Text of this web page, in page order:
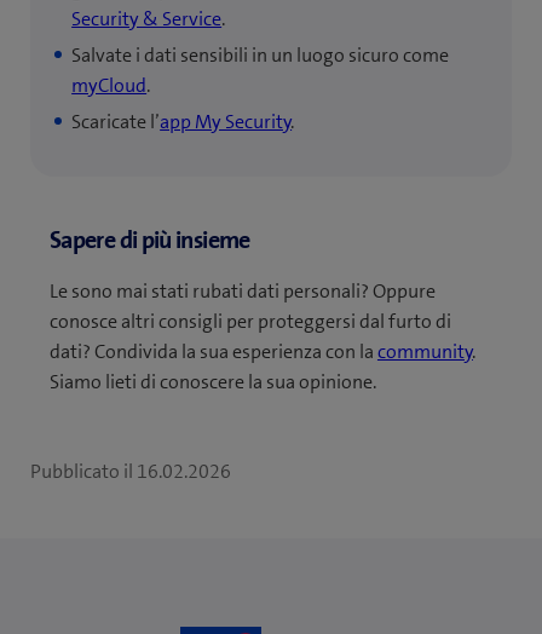
Security & Service.
Salvate i dati sensibili in un luogo sicuro come
myCloud.
Scaricate l’app My Security.
Sapere di più insieme
Le sono mai stati rubati dati personali? Oppure
conosce altri consigli per proteggersi dal furto di
dati? Condivida la sua esperienza con lacommunity.
Siamo lieti di conoscere la sua opinione.
Pubblicato il 16.02.2026